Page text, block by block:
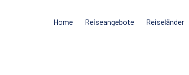
Home Reiseangebote Reiseländer